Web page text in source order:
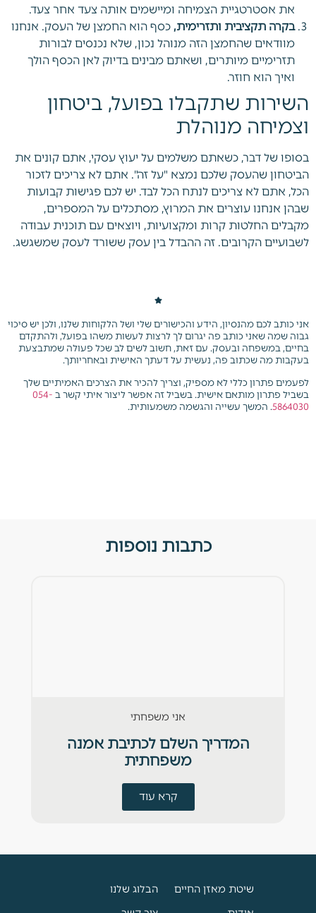
את אסטרטגיית הצמיחה ומיישמים אותה צעד אחר צעד.
בקרה תקציבית ותזרימית, כסף הוא החמצן של העסק. אנחנו
מוודאים שהחמצן הזה מנוהל נכון, שלא נכנסים לבורות
תזרימיים מיותרים, ושאתם מבינים בדיוק לאן הכסף הולך
ואיך הוא חוזר.
השירות שתקבלו בפועל, ביטחון
וצמיחה מנוהלת
בסופו של דבר, כשאתם משלמים על יעוץ עסקי, אתם קונים את
הביטחון שהעסק שלכם נמצא "על זה". אתם לא צריכים לזכור
הכל, אתם לא צריכים לנתח הכל לבד. יש לכם פגישות קבועות
שבהן אנחנו עוצרים את המרוץ, מסתכלים על המספרים,
מקבלים החלטות קרות ומקצועיות, ויוצאים עם תוכנית עבודה
לשבועיים הקרובים. זה ההבדל בין עסק ששורד לעסק שמשגשג.
אני כותב לכם מהנסיון, הידע והכישורים שלי ושל הלקוחות שלנו, ולכן יש סיכוי
גבוה שמה שאני כותב פה יגרום לך לרצות לעשות משהו בפועל, ולהתקדם
בחיים, במשפחה ובעסק. עם זאת, חשוב לשים לב שכל פעולה שמתבצעת
בעקבות מה שכתוב פה, נעשית על דעתך האישית ובאחריותך.
לפעמים פתרון כללי לא מספיק, וצריך להכיר את הצרכים האמיתיים שלך
בשביל פתרון מותאם אישית. בשביל זה אפשר ליצור איתי קשר ב 054-
5864030. המשך עשייה והגשמה משמעותית.
כתבות נוספות
אני משפחתי
המדריך השלם לכתיבת אמנה
משפחתית
קרא עוד
שיטת מאזן החיים
הבלוג שלנו